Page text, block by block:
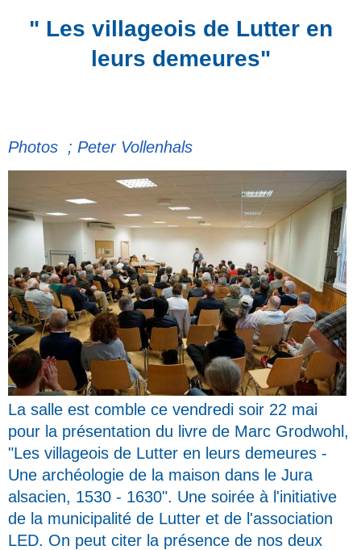
" Les villageois de Lutter en
leurs demeures"
Photos ; Peter Vollenhals
La salle est comble ce vendredi soir 22 mai
pour la présentation du livre de Marc Grodwohl,
"Les villageois de Lutter en leurs demeures -
Une archéologie de la maison dans le Jura
alsacien, 1530 - 1630". Une soirée à l'initiative
de la municipalité de Lutter et de l'association
LED. On peut citer la présence de nos deux